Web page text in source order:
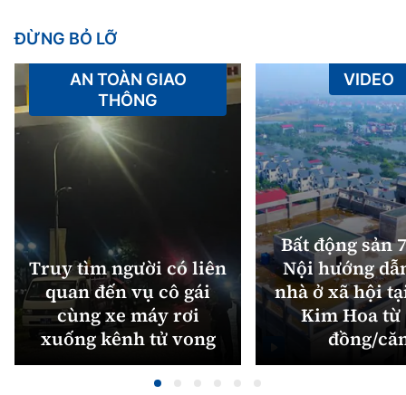
ĐỪNG BỎ LỠ
Truy tìm người có liên
quan đến vụ cô gái
cùng xe máy rơi
xuống kênh tử vong
AN TOÀN GIAO
THÔNG
Bất động sản
Nội hướng
nhà ở xã hội
Kim Hoa từ
đồng/
VIDEO